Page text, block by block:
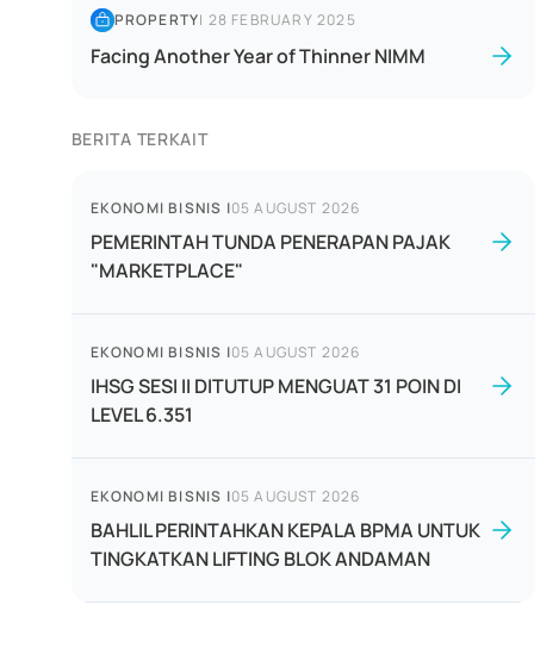
PROPERTY| 28 FEBRUARY 2025
Facing Another Year of Thinner NIMM
BERITA TERKAIT
EKONOMI BISNIS |05 AUGUST 2026
PEMERINTAH TUNDA PENERAPAN PAJAK
"MARKETPLACE"
EKONOMI BISNIS |05 AUGUST 2026
IHSG SESI II DITUTUP MENGUAT 31 POIN DI
LEVEL 6.351
EKONOMI BISNIS |05 AUGUST 2026
BAHLIL PERINTAHKAN KEPALA BPMA UNTUK
TINGKATKAN LIFTING BLOK ANDAMAN